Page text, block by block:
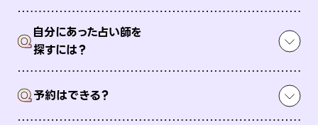
Q自分にあった占い師を
探すには？
Q予約はできる？